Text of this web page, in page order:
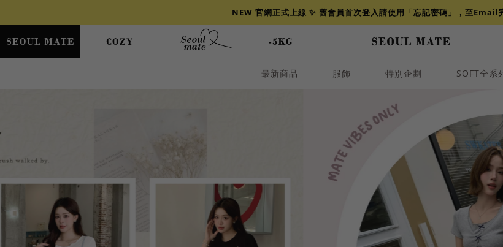
NEW 官網正式上線 ✨ 舊會員首次登入請使用「忘記密碼」，至Email
最新商品 服飾 特別企劃 SOFT全系
牛仔